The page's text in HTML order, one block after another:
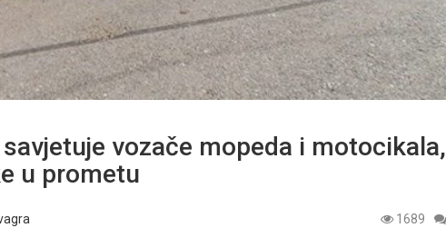
vozače mopeda i motocikala,
u prometu
1689